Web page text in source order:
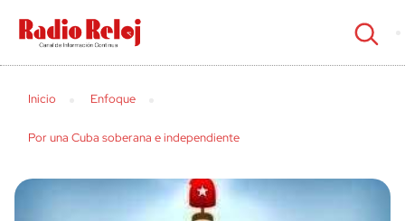
cerrar
Inicio Enfoque
Por una Cuba soberana e independiente